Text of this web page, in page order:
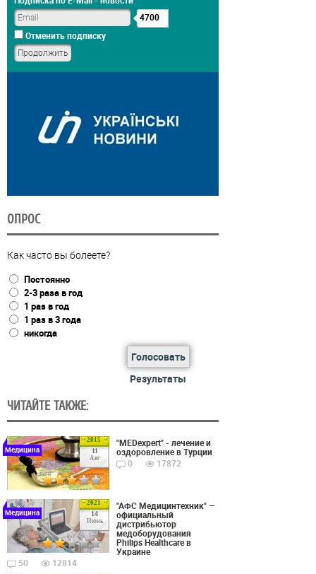
4700
Отменить подписку
ОПРОС
Как часто вы болеете?
Постоянно
2-3 раза в год
1 раз в год
1 раз в 3 года
никогда
Голосовать
Результаты
ЧИТАЙТЕ ТАКЖЕ:
2015
11
Авг
Медицина
"MEDexpert" - лечение и
оздоровление в Турции
0
17872
2021
14
Июнь
Медицина
"АФС Медицинтехник" —
официальный
дистрибьютор
медоборудования
Philips Healthcare в
Украине
50
12814